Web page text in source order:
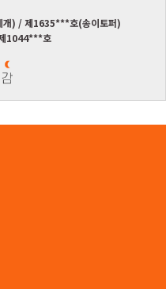
개) / 제1635***호(송이토퍼)
1044***호